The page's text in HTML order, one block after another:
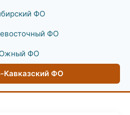
ФО
ФО
ФО
Кавказский ФО